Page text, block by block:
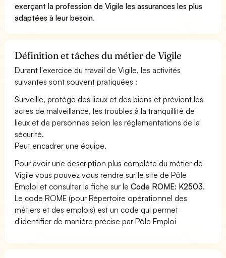
exerçant la profession de Vigile les assurances les plus
adaptées à leur besoin.
Définition et tâches du métier de Vigile
Durant l'exercice du travail de Vigile, les activités
suivantes sont souvent pratiquées :
Surveille, protège des lieux et des biens et prévient les
actes de malveillance, les troubles à la tranquillité de
lieux et de personnes selon les réglementations de la
sécurité.
Peut encadrer une équipe.
Pour avoir une description plus complète du métier de
Vigile vous pouvez vous rendre sur le site de Pôle
Emploi et consulter la fiche sur leCode ROME: K2503.
Le code ROME (pour Répertoire opérationnel des
métiers et des emplois) est un code qui permet
d'identifier de manière précise par Pôle Emploi